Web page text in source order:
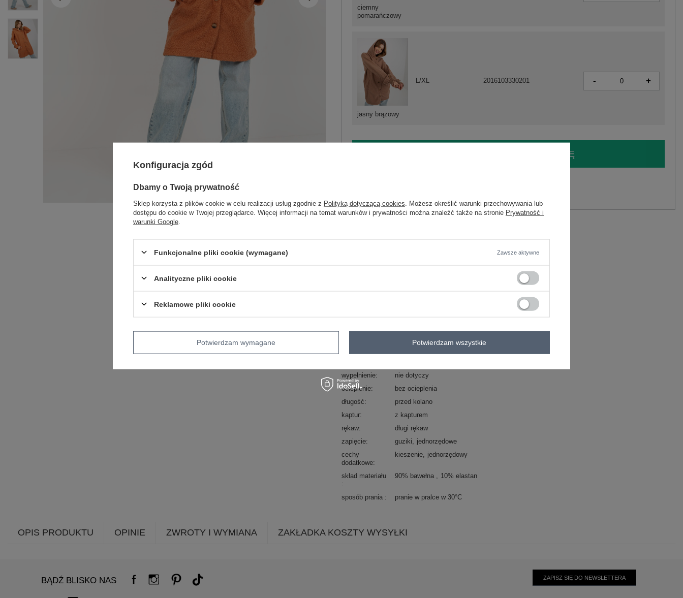
jasny brązowy
L/XL 2016103330201 - +
ciemny
pomarańczowy
ZALOGUJ SIĘ I ZOBACZ CENĘ
bawełna
wypełnienie
nie dotyczy
ocieplenie
bez ocieplenia
długość
przed kolano
kaptur
z kapturem
rękaw
długi rękaw
zapięcie
guziki
jednorzędowe
cechy
dodatkowe
kieszenie jednorzędowy
skład materiału 90% bawełna 10% elastan
sposób prania pranie w pralce w 30°C
OPIS PRODUKTU OPINIE ZWROTY I WYMIANA ZAKŁADKA KOSZTY WYSYŁKI
BĄDŹ BLISKO NAS ZAPISZ SIĘ DO NEWSLETTERA
Konfiguracja zgód
Dbamy o Twoją prywatność
Sklep korzysta z plików cookie w celu realizacji usług zgodnie z Polityką dotyczącą cookies . Możesz określić warunki przechowywania lub
dostępu do cookie w Twojej przeglądarce. Więcej informacji na temat warunków i prywatności można znaleźć także na stronie Prywatność i
warunki Google
Funkcjonalne pliki cookie (wymagane) Zawsze aktywne
Analityczne pliki cookie
Reklamowe pliki cookie
Potwierdzam wymagane Potwierdzam wszystkie